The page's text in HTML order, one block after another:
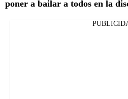
poner a bailar a todos en la